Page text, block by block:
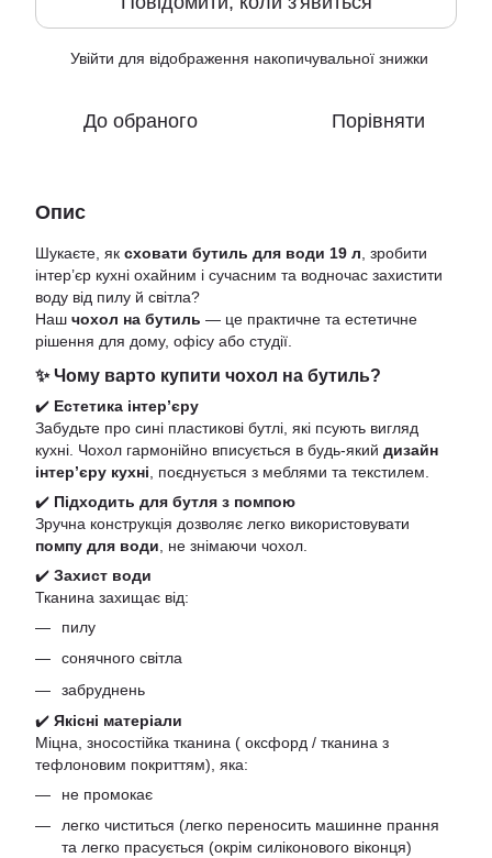
Увійти для відображення накопичувальної знижки
До обраного Порівняти
Опис
Шукаєте, як сховати бутиль для води 19 л , зробити
інтер’єр кухні охайним і сучасним та водночас захистити
воду від пилу й світла?
Наш чохол на бутиль — це практичне та естетичне
рішення для дому, офісу або студії.
✨ Чому варто купити чохол на бутиль?
✔️ Естетика інтер’єру
Забудьте про сині пластикові бутлі, які псують вигляд
кухні. Чохол гармонійно вписується в будь-який дизайн
інтер’єру кухні , поєднується з меблями та текстилем.
✔️ Підходить для бутля з помпою
Зручна конструкція дозволяє легко використовувати
помпу для води , не знімаючи чохол.
✔️ Захист води
Тканина захищає від:
пилу
сонячного світла
забруднень
✔️ Якісні матеріали
Міцна, зносостійка тканина ( оксфорд / тканина з
тефлоновим покриттям), яка:
не промокає
легко чиститься (легко переносить машинне прання
та легко прасується (окрім силіконового віконця)